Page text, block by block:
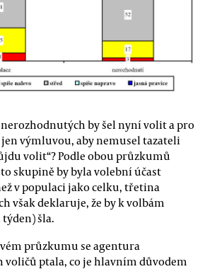
nerozhodnutých by šel nyní volit a pro
jen výmluvou, aby nemusel tazateli
volit“? Podle obou průzkumů
skupině by byla volební účast
v populaci jako celku, třetina
však deklaruje, že by k volbám
šla.
průzkumu se agentura
ptala, co je hlavním důvodem